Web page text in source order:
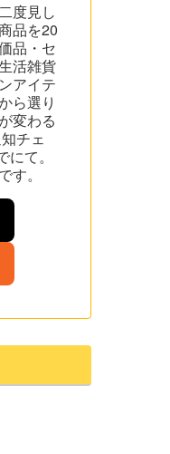
度見し
品を20
品・セ
活雑貨
アイテ
ら選り
変わる
チェ
て。
す。